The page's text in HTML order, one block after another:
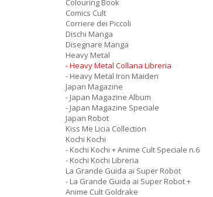
Colouring Book
Comics Cult
Corriere dei Piccoli
Dischi Manga
Disegnare Manga
Heavy Metal
- Heavy Metal Collana Libreria
- Heavy Metal Iron Maiden
Japan Magazine
- Japan Magazine Album
- Japan Magazine Speciale
Japan Robot
Kiss Me Licia Collection
Kochi Kochi
- Kochi Kochi + Anime Cult Speciale n.6
- Kochi Kochi Libreria
La Grande Guida ai Super Robot
- La Grande Guida ai Super Robot +
Anime Cult Goldrake